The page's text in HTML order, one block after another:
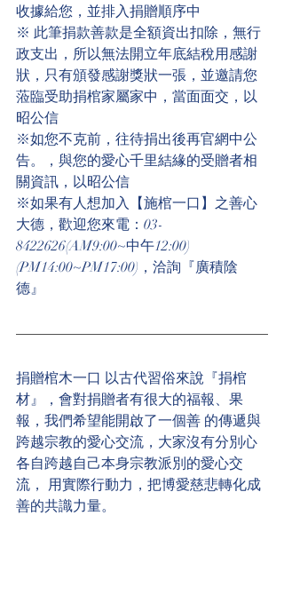
收據給您，並排入捐贈順序中
※ 此筆捐款善款是全額資出扣除，無行
政支出，所以無法開立年底結稅用感謝
狀，只有頒發感謝獎狀一張，並邀請您
蒞臨受助捐棺家屬家中，當面面交，以
昭公信
※如您不克前，往待捐出後再官網中公
告。，與您的愛心千里結緣的受贈者相
關資訊，以昭公信
※如果有人想加入【施棺一口】之善心
大德，歡迎您來電：03-
8422626(AM9:00~中午12:00)
(PM14:00~PM17:00)，洽詢『廣積陰
德』
捐贈棺木一口 以古代習俗來說『捐棺
材』，會對捐贈者有很大的福報、果
報，我們希望能開啟了一個善 的傳遞與
跨越宗教的愛心交流，大家沒有分別心
各自跨越自己本身宗教派別的愛心交
流， 用實際行動力，把博愛慈悲轉化成
善的共識力量。